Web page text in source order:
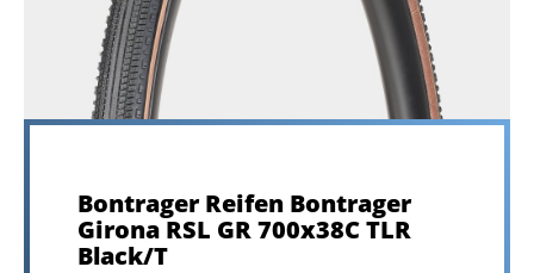
Bontrager Reifen Bontrager
Girona RSL GR 700x38C TLR
Black/T